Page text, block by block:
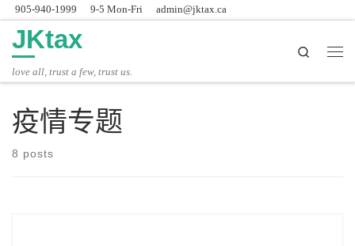
Skip to content
905-940-1999 9-5 Mon-Fri admin@jktax.ca
JKtax
love all, trust a few, trust us.
Search
疫情专题
8 posts